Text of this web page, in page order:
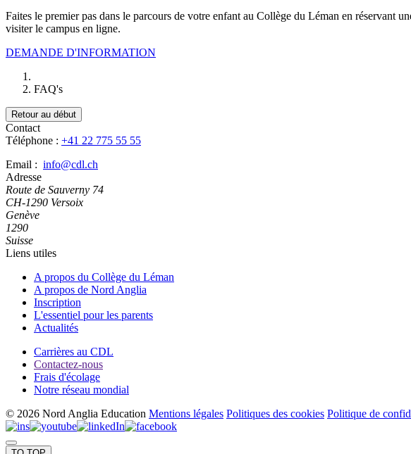
Faites le premier pas dans le parcours de votre enfant au Collège du Léman en réservant
visiter le campus en ligne.
DEMANDE D'INFORMATION
FAQ's
Retour au début
Contact
Téléphone : +41 22 775 55 55
Email : info@cdl.ch
Adresse
Route de Sauverny 74
CH-1290 Versoix
Genève
1290
Suisse
Liens utiles
A propos du Collège du Léman
A propos de Nord Anglia
Inscription
L'essentiel pour les parents
Actualités
Carrières au CDL
Contactez-nous
Frais d'écolage
Notre réseau mondial
© 2026 Nord Anglia Education Mentions légales Politiques des cookies Politique de